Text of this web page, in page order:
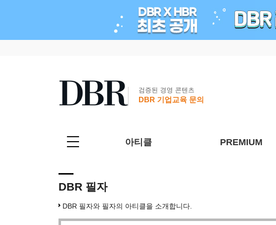
검증된 경영 콘텐츠
DBR 기업교육 문의
아티클 PREMIUM
DBR 필자
DBR 필자와 필자의 아티클을 소개합니다.